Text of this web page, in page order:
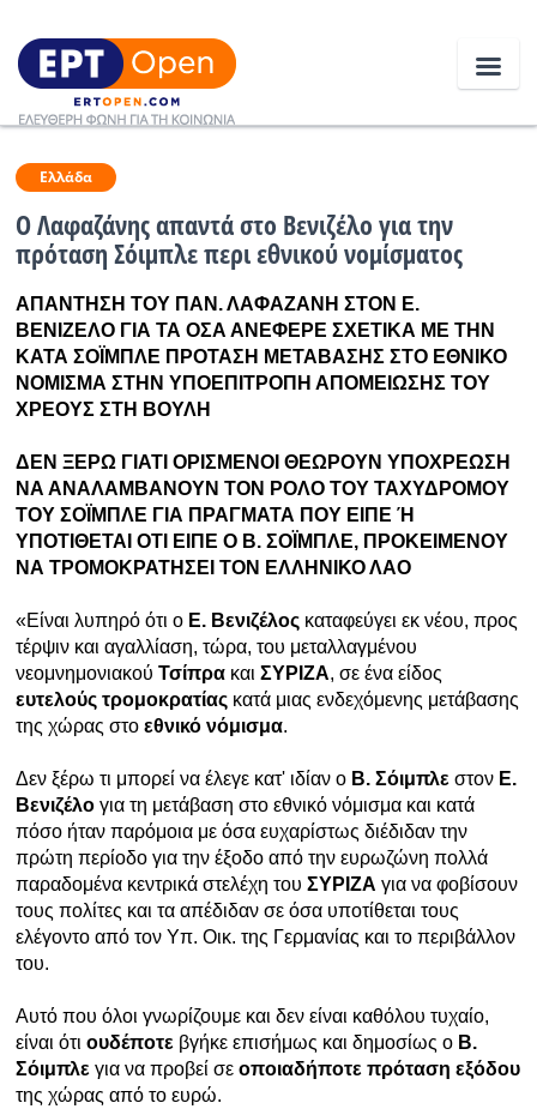
Ειδήσεις
Ελλάδα
Κοινωνία
Πολιτική
Οικονομία
Αθλητικά
Κόσμος
Εκπομπές
Ελλάδα
Ο Λαφαζάνης απαντά στο Βενιζέλο για την
πρόταση Σόιμπλε περι εθνικού νομίσματος
ΑΠΑΝΤΗΣΗ ΤΟΥ ΠΑΝ. ΛΑΦΑΖΑΝΗ ΣΤΟΝ Ε.
ΒΕΝΙΖΕΛΟ ΓΙΑ ΤΑ ΟΣΑ ΑΝΕΦΕΡΕ ΣΧΕΤΙΚΑ ΜΕ ΤΗΝ
ΚΑΤΑ ΣΟΪΜΠΛΕ ΠΡΟΤΑΣΗ ΜΕΤΑΒΑΣΗΣ ΣΤΟ ΕΘΝΙΚΟ
ΝΟΜΙΣΜΑ ΣΤΗΝ ΥΠΟΕΠΙΤΡΟΠΗ ΑΠΟΜΕΙΩΣΗΣ ΤΟΥ
ΧΡΕΟΥΣ ΣΤΗ ΒΟΥΛΗ
ΔΕΝ ΞΕΡΩ ΓΙΑΤΙ ΟΡΙΣΜΕΝΟΙ ΘΕΩΡΟΥΝ ΥΠΟΧΡΕΩΣΗ
ΝΑ ΑΝΑΛΑΜΒΑΝΟΥΝ ΤΟΝ ΡΟΛΟ ΤΟΥ ΤΑΧΥΔΡΟΜΟΥ
ΤΟΥ ΣΟΪΜΠΛΕ ΓΙΑ ΠΡΑΓΜΑΤΑ ΠΟΥ ΕΙΠΕ Ή
ΥΠΟΤΙΘΕΤΑΙ ΟΤΙ ΕΙΠΕ Ο Β. ΣΟΪΜΠΛΕ, ΠΡΟΚΕΙΜΕΝΟΥ
ΝΑ ΤΡΟΜΟΚΡΑΤΗΣΕΙ ΤΟΝ ΕΛΛΗΝΙΚΟ ΛΑΟ
«Είναι λυπηρό ότι ο Ε. Βενιζέλοςκαταφεύγει εκ νέου, προς
τέρψιν και αγαλλίαση, τώρα, του μεταλλαγμένου
νεομνημονιακού Τσίπρακαι ΣΥΡΙΖΑ, σε ένα είδος
ευτελούς τρομοκρατίαςκατά μιας ενδεχόμενης μετάβασης
της χώρας στο εθνικό νόμισμα.
Δεν ξέρω τι μπορεί να έλεγε κατ' ιδίαν ο Β. Σόιμπλεστον Ε.
Βενιζέλογια τη μετάβαση στο εθνικό νόμισμα και κατά
πόσο ήταν παρόμοια με όσα ευχαρίστως διέδιδαν την
πρώτη περίοδο για την έξοδο από την ευρωζώνη πολλά
παραδομένα κεντρικά στελέχη του ΣΥΡΙΖΑ για να φοβίσουν
τους πολίτες και τα απέδιδαν σε όσα υποτίθεται τους
ελέγοντο από τον Υπ. Οικ. της Γερμανίας και το περιβάλλον
του.
Αυτό που όλοι γνωρίζουμε και δεν είναι καθόλου τυχαίο,
είναι ότι ουδέποτεβγήκε επισήμως και δημοσίως ο Β.
Σόιμπλεγια να προβεί σε οποιαδήποτε πρόταση εξόδου
της χώρας από το ευρώ.